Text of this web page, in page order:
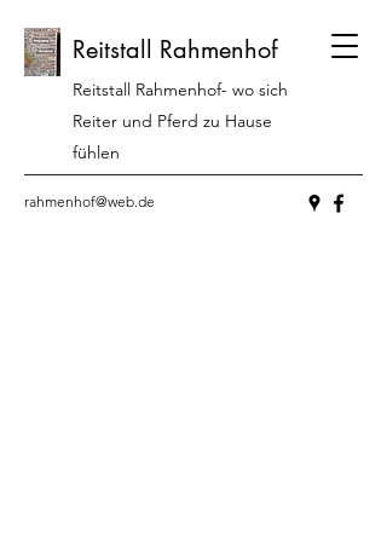
Reitstall Rahmenhof
Reitstall Rahmenhof- wo sich
Reiter und Pferd zu Hause
fühlen
rahmenhof@web.de